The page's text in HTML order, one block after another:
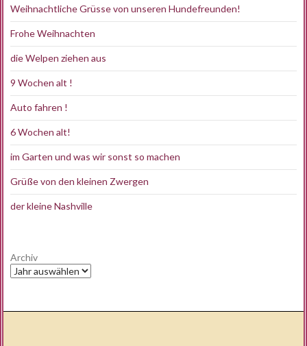
Weihnachtliche Grüsse von unseren Hundefreunden!
Frohe Weihnachten
die Welpen ziehen aus
9 Wochen alt !
Auto fahren !
6 Wochen alt!
im Garten und was wir sonst so machen
Grüße von den kleinen Zwergen
der kleine Nashville
Archiv